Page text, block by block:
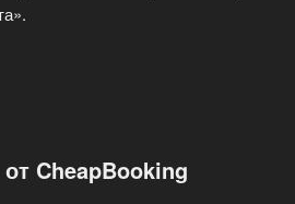
CheapBooking